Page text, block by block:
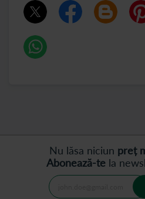
Nu lăsa niciun preț
Abonează-tela